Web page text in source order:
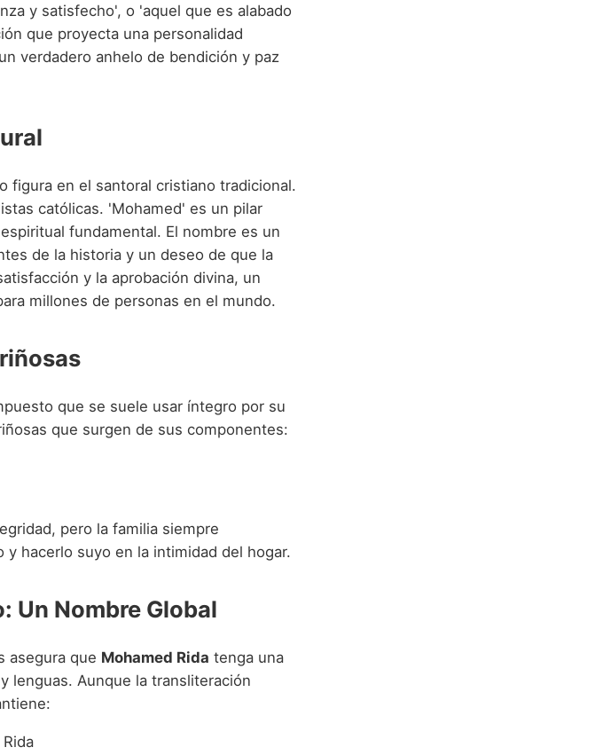
y satisfecho', o 'aquel que es alabado
que proyecta una personalidad
verdadero anhelo de bendición y paz
figura en el santoral cristiano tradicional.
católicas. 'Mohamed' es un pilar
fundamental. El nombre es un
de la historia y un deseo de que la
y la aprobación divina, un
millones de personas en el mundo.
que se suele usar íntegro por su
que surgen de sus componentes:
pero la familia siempre
hacerlo suyo en la intimidad del hogar.
Un Nombre Global
asegura que Mohamed Rida tenga una
lenguas. Aunque la transliteración